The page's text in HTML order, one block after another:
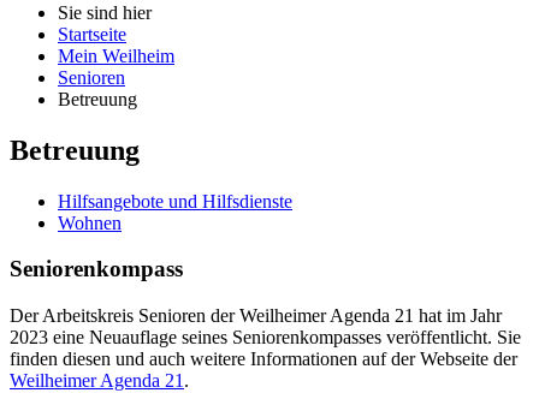
Sie sind hier
Startseite
Mein Weilheim
Senioren
Betreuung
Betreuung
Hilfsangebote und Hilfsdienste
Wohnen
Seniorenkompass
Der Arbeitskreis Senioren der Weilheimer Agenda 21 hat im Jahr
2023 eine Neuauflage seines Seniorenkompasses veröffentlicht. Sie
finden diesen und auch weitere Informationen auf der Webseite der
Weilheimer Agenda 21 .